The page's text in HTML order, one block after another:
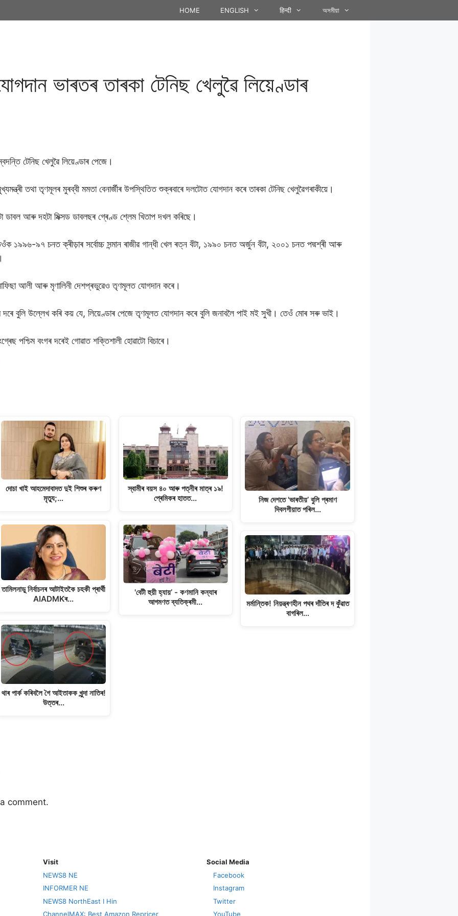
HOME ENGLISH हिन्दी অসমীয়া
ভাৰতৰ তাৰকা টেনিছ খেলুৱৈ লিয়েণ্ডাৰ
টেনিছ খেলুৱৈ লিয়েণ্ডাৰ পেজে।
তথা তৃণমূলৰ মুৰব্বী মমতা বেনাৰ্জীৰ উপস্থিতিত শুক্ৰবাৰে দলটোত যোগদান কৰে তাৰকা টেনিছ খেলুৱৈগৰাকীয়ে।
ডাবল আৰু দহটা মিক্সড ডাবলছৰ গ্ৰেণ্ড শ্লেম খিতাপ দখল কৰিছে।
১৯৯৬-৯৭ চনত ক্ৰীড়াৰ সৰ্বোচ্চ সন্মান ৰাজীৱ গান্ধী খেল ৰত্ন বঁটা, ১৯৯০ চনত অৰ্জুন বঁটা, ২০০১ চনত পদ্মশ্ৰী আৰু
আলী আৰু মৃণালিনী দেশপ্ৰভুৱেও তৃণমূলত যোগদান কৰে।
বুলি উল্লেখ কৰি কয় যে, লিয়েণ্ডাৰ পেজে তৃণমূলত যোগদান কৰে বুলি জনাবলৈ পাই মই সুখী। তেওঁ মোৰ সৰু ভাই।
পশ্চিম বংগৰ দৰেই গোৱাত শক্তিশালী হোৱাটো বিচাৰে।
e
দোচা খাই আহমেদাবাদত দুই শিশুৰ কৰুণ
মৃত্যু;…
তামিলনাডু নিৰ্বাচনৰ আটাইতকৈ চহকী প্ৰাৰ্থী
AIADMKৰ…
থাৰ পাৰ্ক কৰিবলৈ গৈ আইতাকক খুন্দা নাতিৰ!
উত্তৰ…
স্বামীৰ বয়স ৪০ আৰু পত্নীৰ মাত্ৰ ১৯!
প্ৰেমিকৰ হাতত…
'বেটী হুয়ী হ্যায়’ - কণমানি কন্যাৰ
আগমণত ব্যতিক্ৰমী…
নিজ দেশতে 'ভাৰতীয়’ বুলি প্ৰমাণ
দিবলগীয়াত পৰিল…
মৰ্মান্তিক! নিয়ন্ত্ৰণহীন পথৰ দাঁতিৰ দ কুঁৱাত
বাগৰিল…
comment.
Visit
NEWS8 NE
INFORMER NE
NEWS8 NorthEast I Hin
ChannelMAX: Best Amazon Repricer
Social Media
Facebook
Instagram
Twitter
YouTube